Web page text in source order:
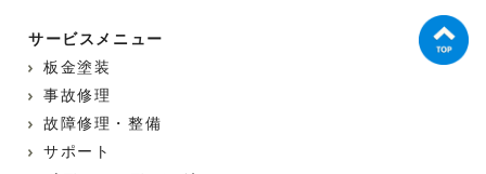
サービスメニュー
板金塗装
事故修理
故障修理・整備
サポート